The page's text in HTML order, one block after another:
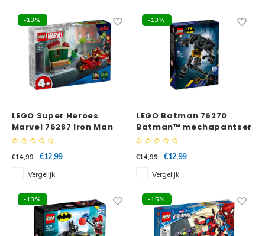
-13%
LEGO Super Heroes
Marvel 76287 Iron Man
met motor en de Hulk
€14,99
€12,99
Vergelijk
-13%
LEGO Batman 76270
Batman™ mechapantser
€14,99
€12,99
Vergelijk
-13% -15%